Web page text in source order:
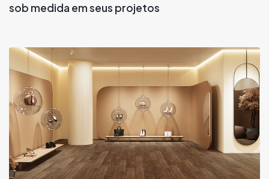
sob medida em seus projetos